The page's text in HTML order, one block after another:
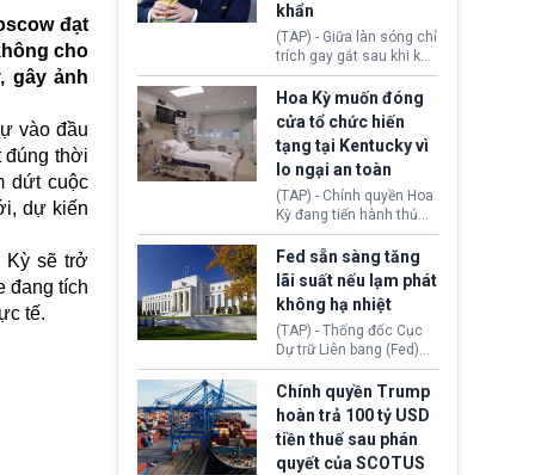
đạt
cho
gây ảnh
vào đầu
đúng thời
dứt cuộc
dự kiến
Kỳ sẽ trở
đang tích
tế.
khẩn
(TAP) - Giữa làn sóng chỉ
trích gay gắt sau khi kế
hoạch thương mại hoá
World Cup bị phanh phui,
Chủ tịch Gianni Infantino
tiếp tục đối mặt cáo
buộc dùng sức ép tài
chính để đổi lấy sự ủng
chính trị từ Liên đoàn
Bóng đá Jordan. Trước
áp lực dồn dập, FIFA phải
tổ chức cuộc họp khẩn ở
Morocco.
Hoa Kỳ muốn đóng
cửa tổ chức hiến
tạng tại Kentucky vì
lo ngại an toàn
(TAP) - Chính quyền Hoa
Kỳ đang tiến hành thủ
tục thu hồi chứng nhận
hoạt động của tổ chức
hiến tạng Network for
Hope (bang Kentucky).
Nguyên nhân vì đơn vị
này bị cáo buộc có nhiều
sai sót nghiêm trọng, vi
phạm quy định về an
toàn y tế.
Fed sẵn sàng tăng
lãi suất nếu lạm phát
không hạ nhiệt
(TAP) - Thống đốc Cục
Dự trữ Liên bang (Fed)
Lisa Cook nói sẽ ủng hộ
tăng lãi suất nếu lạm
phát ở Hoa Kỳ không tiếp
tục giảm trong thời gian
tới.
Chính quyền Trump
hoàn trả 100 tỷ USD
tiền thuế sau phán
quyết của SCOTUS